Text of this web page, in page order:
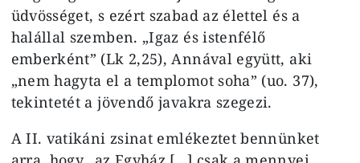
üdvösséget, s ezért szabad az élettel és a
halállal szemben. „Igaz és istenfélő
emberként” (Lk 2,25), Annával együtt, aki
„nem hagyta el a templomot soha” (uo. 37),
tekintetét a jövendő javakra szegezi.
A II. vatikáni zsinat emlékeztet bennünket